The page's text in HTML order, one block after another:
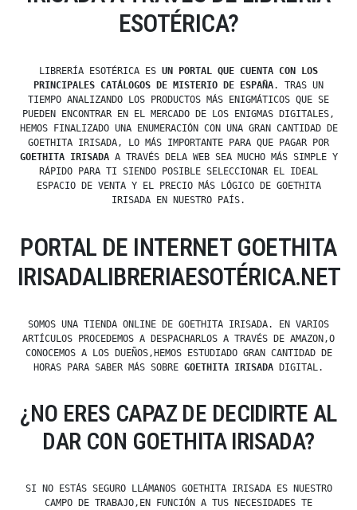
ESOTÉRICA?
LIBRERÍA ESOTÉRICA ES UN PORTAL QUE CUENTA CON LOS
PRINCIPALES CATÁLOGOS DE MISTERIO DE ESPAÑA. TRAS UN
TIEMPO ANALIZANDO LOS PRODUCTOS MÁS ENIGMÁTICOS QUE SE
PUEDEN ENCONTRAR EN EL MERCADO DE LOS ENIGMAS DIGITALES,
HEMOS FINALIZADO UNA ENUMERACIÓN CON UNA GRAN CANTIDAD DE
GOETHITA IRISADA, LO MÁS IMPORTANTE PARA QUE PAGAR POR
GOETHITA IRISADAA TRAVÉS DELA WEB SEA MUCHO MÁS SIMPLE Y
RÁPIDO PARA TI SIENDO POSIBLE SELECCIONAR EL IDEAL
ESPACIO DE VENTA Y EL PRECIO MÁS LÓGICO DE GOETHITA
IRISADA EN NUESTRO PAÍS.
PORTAL DE INTERNET GOETHITA
IRISADALIBRERIAESOTÉRICA.NET
SOMOS UNA TIENDA ONLINE DE GOETHITA IRISADA. EN VARIOS
ARTÍCULOS PROCEDEMOS A DESPACHARLOS A TRAVÉS DE AMAZON,O
CONOCEMOS A LOS DUEÑOS,HEMOS ESTUDIADO GRAN CANTIDAD DE
HORAS PARA SABER MÁS SOBRE GOETHITA IRISADA DIGITAL.
¿NO ERES CAPAZ DE DECIDIRTE AL
DAR CON GOETHITA IRISADA?
SI NO ESTÁS SEGURO LLÁMANOS GOETHITA IRISADA ES NUESTRO
CAMPO DE TRABAJO,EN FUNCIÓN A TUS NECESIDADES TE